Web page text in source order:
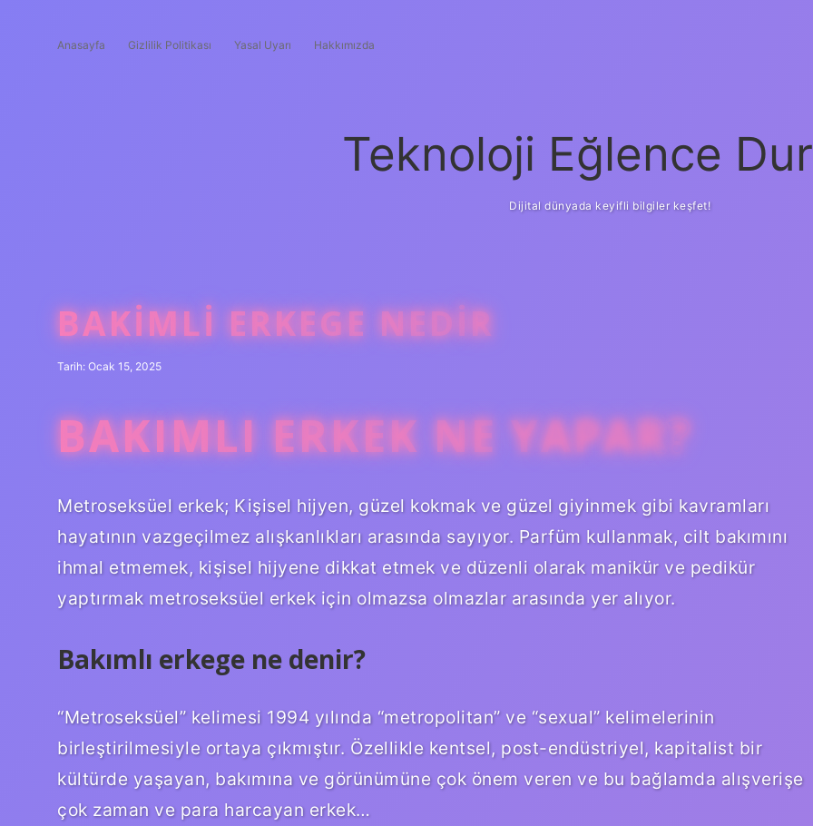
Anasayfa Gizlilik Politikası Yasal Uyarı Hakkımızda
Teknoloji Eğlence
Dijital dünyada keyifli bilgiler keşfet!
BAKIMLI ERKEGE NEDIR
Tarih: Ocak 15, 2025
BAKIMLI ERKEK NE YAPAR?
Metroseksüel erkek; Kişisel hijyen, güzel kokmak ve güzel giyinmek gibi kavramları
hayatının vazgeçilmez alışkanlıkları arasında sayıyor. Parfüm kullanmak, cilt bakımını
ihmal etmemek, kişisel hijyene dikkat etmek ve düzenli olarak manikür ve pedikür
yaptırmak metroseksüel erkek için olmazsa olmazlar arasında yer alıyor.
Bakımlı erkege ne denir?
“Metroseksüel” kelimesi 1994 yılında “metropolitan” ve “sexual” kelimelerinin
birleştirilmesiyle ortaya çıkmıştır. Özellikle kentsel, post-endüstriyel, kapitalist bir
kültürde yaşayan, bakımına ve görünümüne çok önem veren ve bu bağlamda alışverişe
çok zaman ve para harcayan erkek…